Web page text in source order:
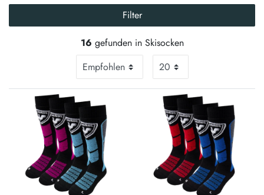
Filter
16 gefunden in Skisocken